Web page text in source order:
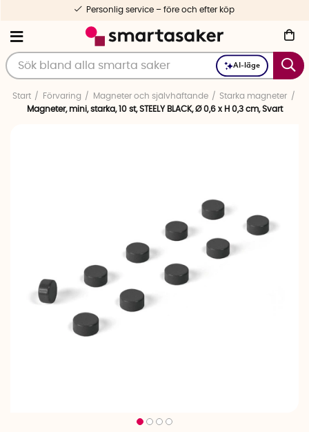
AI-läge
Personlig service – före och efter köp
Start Förvaring Magneter och självhäftande
Starka magneter
Magneter, mini, starka, 10 st, STEELY BLACK, Ø 0,6 x H 0,3 cm, Svart